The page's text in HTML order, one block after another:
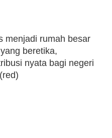
menjadi rumah besar
beretika,
nyata bagi negeri